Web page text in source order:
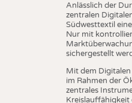
Anlässlich der
zentralen
Südwesttextil
Nur mit
sichergestellt
Mit dem
im Rahmen der
zentrales
Kreislauffähigkeit